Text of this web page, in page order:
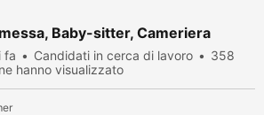
Baby-sitter, Cameriera
fa Candidati in cerca di lavoro
358
hanno visualizzato